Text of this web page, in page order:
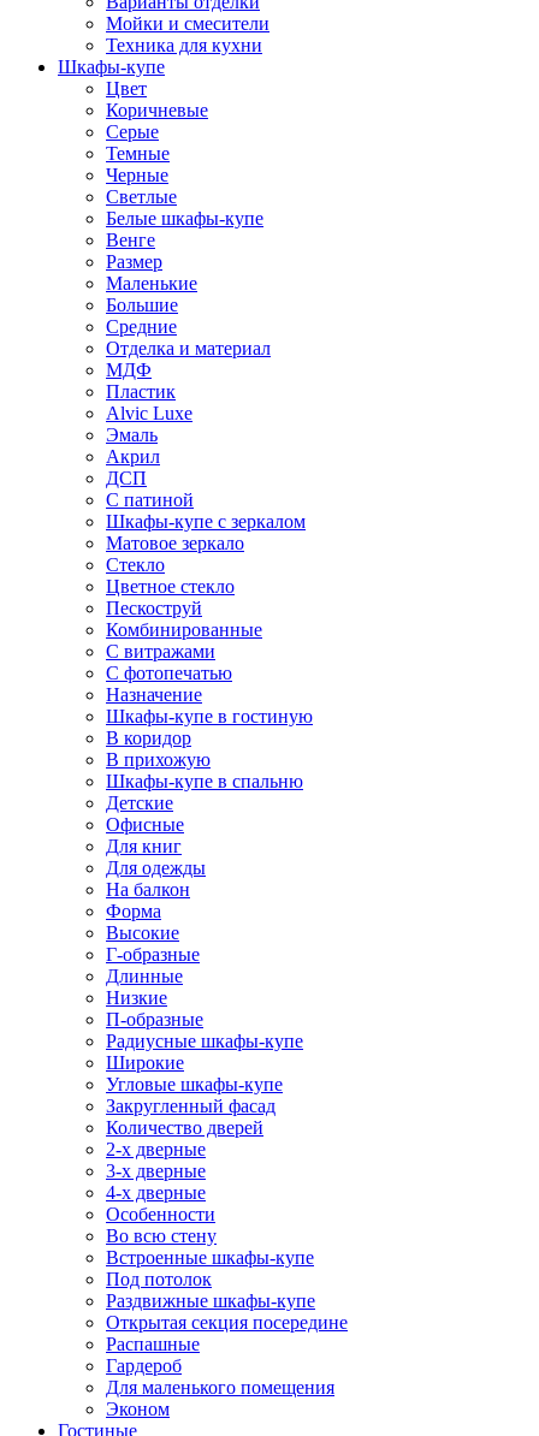
Мойки и смесители
Техника для кухни
Шкафы-купе
Цвет
Коричневые
Серые
Темные
Черные
Светлые
Белые шкафы-купе
Венге
Размер
Маленькие
Большие
Средние
Отделка и материал
МДФ
Пластик
Alvic Luxe
Эмаль
Акрил
ДСП
С патиной
Шкафы-купе с зеркалом
Матовое зеркало
Стекло
Цветное стекло
Пескоструй
Комбинированные
С витражами
С фотопечатью
Назначение
Шкафы-купе в гостиную
В коридор
В прихожую
Шкафы-купе в спальню
Детские
Офисные
Для книг
Для одежды
На балкон
Форма
Высокие
Г-образные
Длинные
Низкие
П-образные
Радиусные шкафы-купе
Широкие
Угловые шкафы-купе
Закругленный фасад
Количество дверей
2-х дверные
3-х дверные
4-х дверные
Особенности
Во всю стену
Встроенные шкафы-купе
Под потолок
Раздвижные шкафы-купе
Открытая секция посередине
Распашные
Гардероб
Для маленького помещения
Эконом
Гостиные